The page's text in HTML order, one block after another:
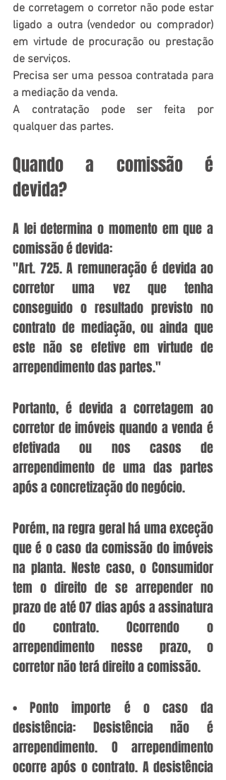
de corretagem o corretor não pode estar
ligado a outra (vendedor ou comprador)
em virtude de procuração ou prestação
de serviços.
Precisa ser uma pessoa contratada para
a mediação da venda.
A contratação pode ser feita por
qualquer das partes.
Quando a comissão é
devida?
A lei determina o momento em que a
comissão é devida:
"Art. 725. A remuneração é devida ao
corretor uma vez que tenha
conseguido o resultado previsto no
contrato de mediação, ou ainda que
este não se efetive em virtude de
arrependimento das partes."
Portanto, é devida a corretagem ao
corretor de imóveis quando a venda é
efetivada ou nos casos de
arrependimento de uma das partes
após a concretização do negócio.
Porém, na regra geral há uma exceção
que é o caso da comissão do imóveis
na planta. Neste caso, o Consumidor
tem o direito de se arrepender no
prazo de até 07 dias após a assinatura
do contrato. Ocorrendo o
arrependimento nesse prazo, o
corretor não terá direito a comissão.
• Ponto importe é o caso da
desistência: Desistência não é
arrependimento. O arrependimento
ocorre após o contrato. A desistência